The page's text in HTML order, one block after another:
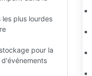
plus lourdes
pour la